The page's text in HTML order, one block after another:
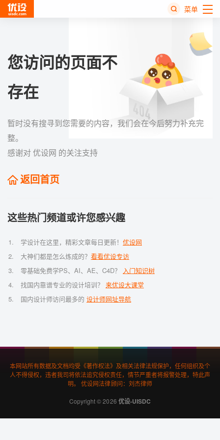
菜单
您访问的页面不
存在
暂时没有搜寻到您需要的内容，我们会在今后努力补充完
整。
感谢对 优设网 的关注支持
返回首页
这些热门频道或许您感兴趣
学设计在这里，精彩文章每日更新！ 优设网
大神们都是怎么炼成的？ 看看优设专访
零基础免费学PS、AI、AE、C4D？
入门知识树
找国内靠谱专业的设计培训？ 来优设大课堂
国内设计师访问最多的 设计师网址导航
本网站所有数据及文档均受《著作权法》及相关法律法规保护，任何组织及个
人不得侵权，违者我司将依法追究侵权责任，情节严重者将报警处理，特此声
明。 优设网法律顾问：刘杰律师
Copyright © 2026 优设-UISDC
搜
榜